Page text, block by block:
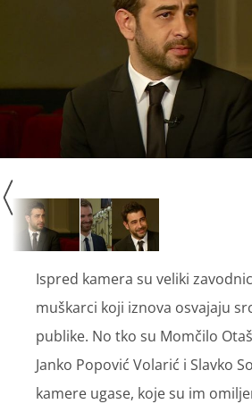
Ispred kamera su veliki
muškarci koji iznova osvajaju
publike. No tko su Momčilo
Janko Popović Volarić i Slavko
kamere ugase, koje su im